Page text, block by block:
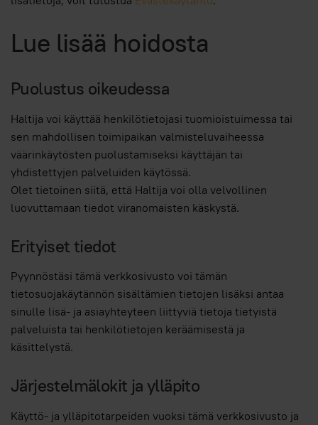
Lue lisää hoidosta
Puolustus oikeudessa
Haltija voi käyttää henkilötietojasi tuomioistuimessa tai
sen mahdollisen toimipaikan valmisteluvaiheessa
väärinkäytösten puolustamiseksi käyttäjän tai
yhdistettyjen palveluiden käytössä.
Olet tietoinen siitä, että Haltija voi olla velvollinen
luovuttamaan tiedot viranomaisten käskystä.
Erityiset tiedot
Pyynnöstäsi tämä verkkosivusto voi tämän
tietosuojakäytännön sisältämien tietojen lisäksi antaa
sinulle lisä- ja asiayhteyteen liittyviä tietoja tietyistä
palveluista tai henkilötietojen keräämisestä ja
käsittelystä.
Järjestelmälokit ja ylläpito
Käyttö- ja ylläpitotarpeiden vuoksi tämä verkkosivusto ja